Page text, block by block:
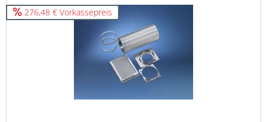
276,48 € Vorkassepreis